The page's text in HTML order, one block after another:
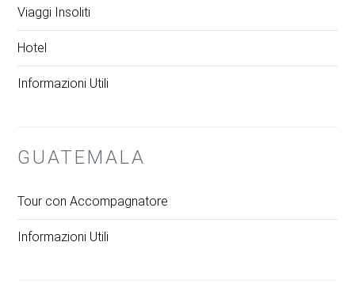
Viaggi Insoliti
Hotel
Informazioni Utili
GUATEMALA
Tour con Accompagnatore
Informazioni Utili